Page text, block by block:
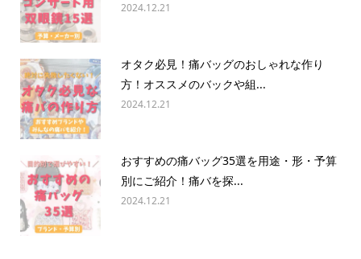
2024.12.21
オタク必見！痛バッグのおしゃれな作り
方！オススメのバックや組...
2024.12.21
おすすめの痛バッグ35選を用途・形・予算
別にご紹介！痛バを探...
2024.12.21